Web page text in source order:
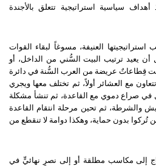
أهداف سياسية استراتيجية تتعلق بالأجندة
العنيفة، مسوغاً لبقاء القوات
أن يعيد ترتيب البيت السُّني من الداخل، أو
قِطاعاتٌ عريضة من العرب السُّنة في دائرة
مع العشائر أولاً، ثم تختلف معها ويجري
صراع دموي مع القاعدة، ثم تنشأ مشكلة
والشرطة، ثم تحين مرحلة انتقام القاعدة
تُركوا بدون حماية، وهكذا دوامة لا تنقطع من
إلى مكاسب مطلقة أو إلى نصرٍ نهائيٍّ في